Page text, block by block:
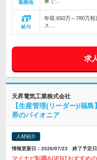
勤務地
給与
年収:650万～780万程
ス…
求
天昇電気工業株式会社
【生産管理(リーダー)/福
界のパイオニア
人材紹介
情報更新日：2026/07/23 終了予定
マイナビ転職AGENTおすすめ